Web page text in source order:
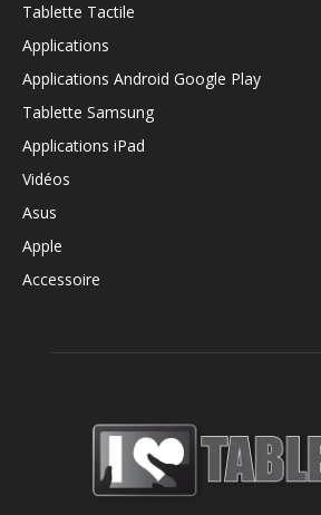
Tablette Tactile
Applications
Applications Android Google Play
Tablette Samsung
Applications iPad
Vidéos
Asus
Apple
Accessoire